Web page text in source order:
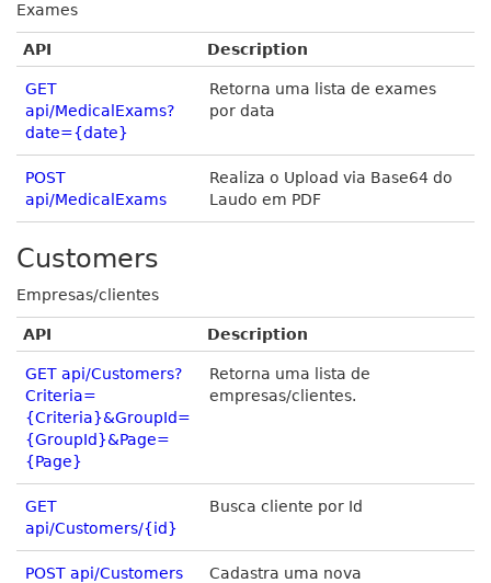
Exames
API Description
GET
api/MedicalExams?
date={date}
Retorna uma lista de exames
por data
POST
api/MedicalExams
Realiza o Upload via Base64 do
Laudo em PDF
Customers
Empresas/clientes
API Description
GET api/Customers?
Criteria=
{Criteria}&GroupId=
{GroupId}&Page=
{Page}
Retorna uma lista de
empresas/clientes.
GET
api/Customers/{id}
Busca cliente por Id
POST api/Customers
Cadastra uma nova